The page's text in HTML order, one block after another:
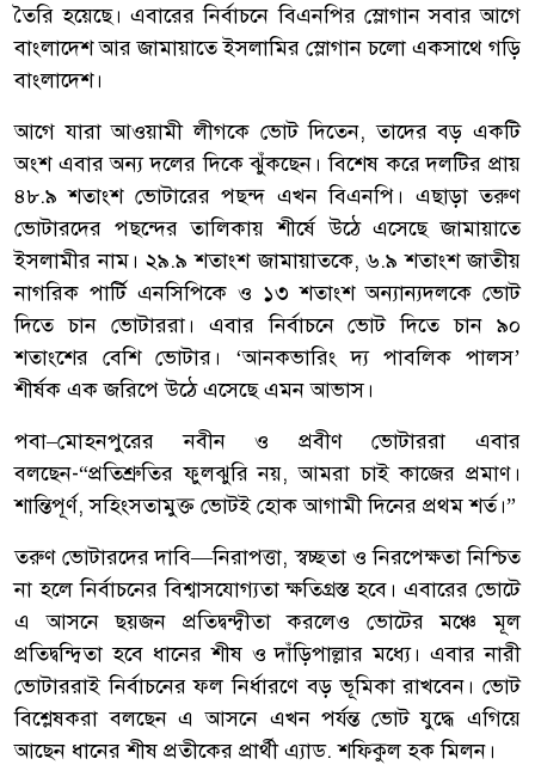
তৈরি হয়েছে। এবারের নির্বাচনে বিএনপির স্লোগান সবার আগে
বাংলাদেশ আর জামায়াতে ইসলামির স্লোগান চলো একসাথে গড়ি
বাংলাদেশ।
আগে যারা আওয়ামী লীগকে ভোট দিতেন, তাদের বড় একটি
অংশ এবার অন্য দলের দিকে ঝুঁকছেন। বিশেষ করে দলটির প্রায়
৪৮.৯ শতাংশ ভোটারের পছন্দ এখন বিএনপি। এছাড়া তরুণ
ভোটারদের পছন্দের তালিকায় শীর্ষে উঠে এসেছে জামায়াতে
ইসলামীর নাম। ২৯.৯ শতাংশ জামায়াতকে, ৬.৯ শতাংশ জাতীয়
নাগরিক পার্টি এনসিপিকে ও ১৩ শতাংশ অন্যান্যদলকে ভোট
দিতে চান ভোটাররা। এবার নির্বাচনে ভোট দিতে চান ৯০
শতাংশের বেশি ভোটার। ‘আনকভারিং দ্য পাবলিক পালস’
শীর্ষক এক জরিপে উঠে এসেছে এমন আভাস।
পবা–মোহনপুরের নবীন ও প্রবীণ ভোটাররা এবার
বলছেন-“প্রতিশ্রুতির ফুলঝুরি নয়, আমরা চাই কাজের প্রমাণ।
শান্তিপূর্ণ, সহিংসতামুক্ত ভোটই হোক আগামী দিনের প্রথম শর্ত।”
তরুণ ভোটারদের দাবি—নিরাপত্তা, স্বচ্ছতা ও নিরপেক্ষতা নিশ্চিত
না হলে নির্বাচনের বিশ্বাসযোগ্যতা ক্ষতিগ্রস্ত হবে। এবারের ভোটে
এ আসনে ছয়জন প্রতিদ্বন্দ্বীতা করলেও ভোটের মঞ্চে মূল
প্রতিদ্বন্দ্বিতা হবে ধানের শীষ ও দাঁড়িপাল্লার মধ্যে। এবার নারী
ভোটাররাই নির্বাচনের ফল নির্ধারণে বড় ভূমিকা রাখবেন। ভোট
বিশ্লেষকরা বলছেন এ আসনে এখন পর্যন্ত ভোট যুদ্ধে এগিয়ে
আছেন ধানের শীষ প্রতীকের প্রার্থী এ্যাড. শফিকুল হক মিলন।